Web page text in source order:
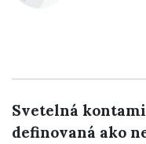
Svetelná
definovaná ako